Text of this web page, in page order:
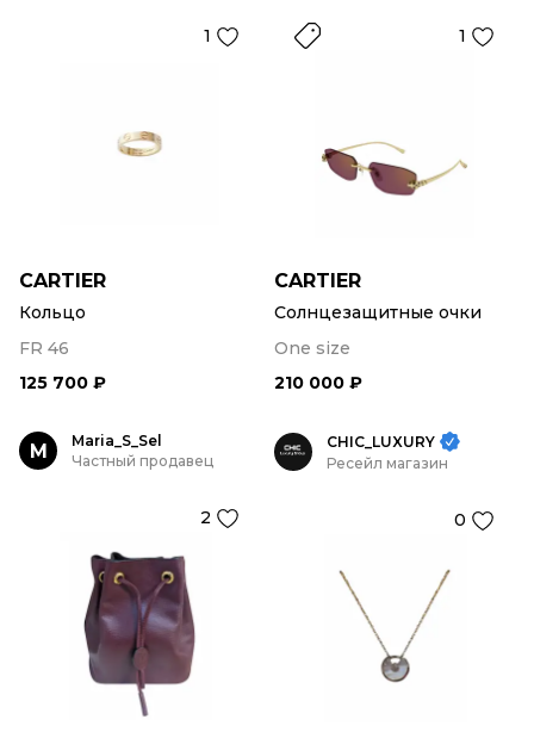
1
CARTIER
Кольцо
FR 46
125 700 ₽
1
CARTIER
Солнцезащитные очки
One size
210 000 ₽
M
Maria_S_Sel
Частный продавец
2
CHIC_LUXURY
Ресейл магазин
0